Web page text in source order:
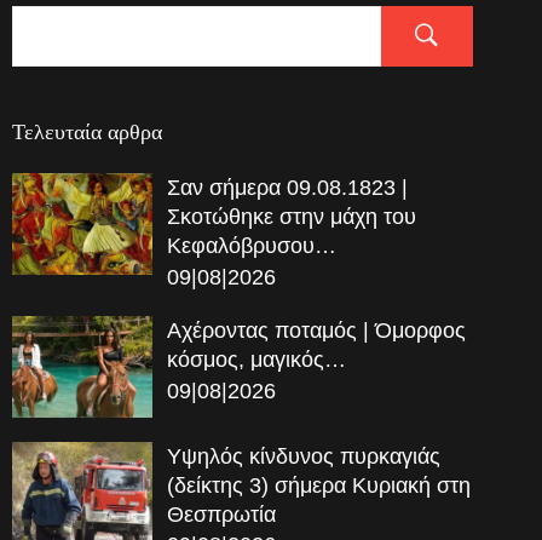
Τελευταία αρθρα
Σαν σήμερα 09.08.1823 |
Σκοτώθηκε στην μάχη του
Κεφαλόβρυσου…
09|08|2026
Αχέροντας ποταμός | Όμορφος
κόσμος, μαγικός…
09|08|2026
Υψηλός κίνδυνος πυρκαγιάς
(δείκτης 3) σήμερα Κυριακή στη
Θεσπρωτία